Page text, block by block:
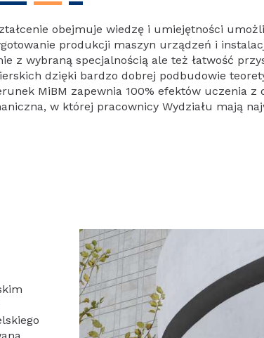
obejmuje wiedzę i umiejętności
produkcji maszyn urządzeń i
z wybraną specjalnością ale też łatwość
dzięki bardzo dobrej podbudowie
MiBM zapewnia 100% efektów uczenia
w której pracownicy Wydziału mają